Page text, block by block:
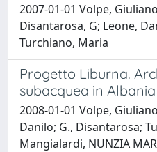
2007-01-01 Volpe,
Disantarosa, G; Leone,
Turchiano, Maria
Progetto Liburna.
subacquea in Albania
2008-01-01 Volpe,
Danilo; G., Disantarosa;
Mangialardi, NUNZIA